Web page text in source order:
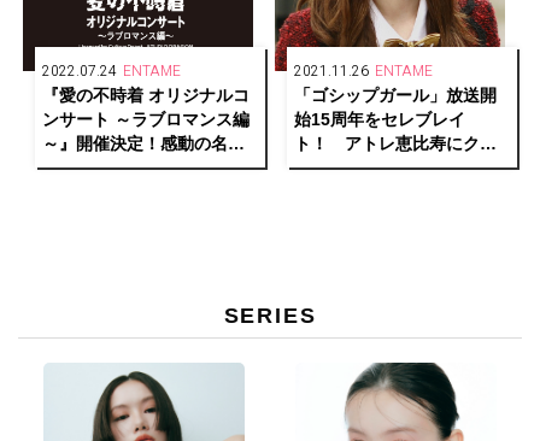
2022.07.24 ENTAME
『愛の不時着 オリジナルコ
ンサート ～ラブロマンス編
～』開催決定！感動の名場
面を余すことなく再現！！
2021.11.26 ENTAME
「ゴシップガール」放送開
始15周年をセレブレイ
ト！ アトレ恵比寿にクリ
スマス仕様になったブレア
SERIES